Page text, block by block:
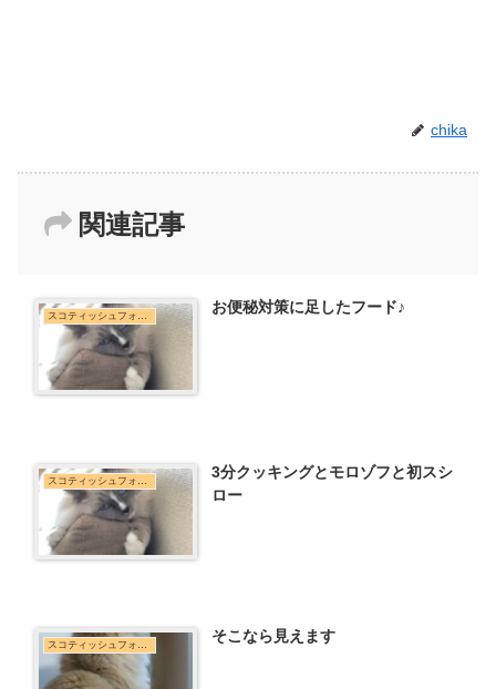
chika
関連記事
スコティッシュフォールド お便秘対策に足したフード♪
3分クッキングとモロゾフと初スシ
ロー
スコティッシュフォールド そこなら見えます